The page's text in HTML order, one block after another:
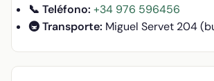
📞 Teléfono: +34 976 596456
🚇 Transporte: Miguel Servet 204